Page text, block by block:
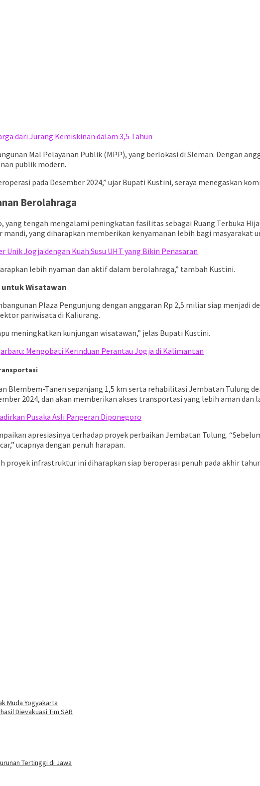
dari Jurang Kemiskinan dalam 3,5 Tahun
Mal Pelayanan Publik (MPP), yang berlokasi di Sleman. Dengan
publik modern.
pada Desember 2024,” ujar Bupati Kustini, seraya menegaskan
Berolahraga
yang tengah mengalami peningkatan fasilitas sebagai Ruang Terbuka
yang diharapkan memberikan kenyamanan lebih bagi masyarakat
Unik Jogja dengan Kuah Susu UHT yang Bikin Penasaran
lebih nyaman dan aktif dalam berolahraga,” tambah Kustini.
untuk Wisatawan
Plaza Pengunjung dengan anggaran Rp 2,5 miliar siap
pariwisata di Kaliurang.
meningkatkan kunjungan wisatawan,” jelas Bupati Kustini.
Mengobati Kerinduan Perantau Jogja di Kalimantan
Blembem-Tanen sepanjang 1,5 km serta rehabilitasi Jembatan Tulung
2024, dan akan memberikan akses transportasi yang lebih aman dan
Pusaka Asli Pangeran Diponegoro
apresiasinya terhadap proyek perbaikan Jembatan Tulung.
ucapnya dengan penuh harapan.
proyek infrastruktur ini diharapkan siap beroperasi penuh pada akhir
Muda Yogyakarta
Dievakuasi Tim SAR
Tertinggi di Jawa